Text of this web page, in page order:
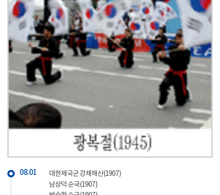
08.01
대한제국군 강제해산(1907)
남상덕 순국(1907)